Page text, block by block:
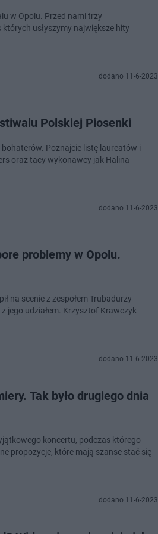
w Opolu. Przed nami trzy
usłyszymy największe hity
dodano 11-6-2023
Polskiej Piosenki
Poznajcie listę laureatów i
oraz tacy wykonawcy jak Halina
dodano 11-6-2023
problemy w Opolu.
na scenie z zespołem Trubadurzy
jego udziałem. Krzysztof Krawczyk
dodano 11-6-2023
Tak było drugiego dnia
koncertu, podczas którego
propozycje, które mają szanse stać się
dodano 11-6-2023